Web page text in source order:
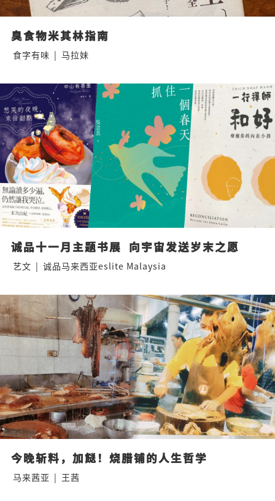
臭食物米其林指南
食字有味 | 马拉妹
诚品十一月主题书展  向宇宙发送岁末之愿
艺文 | 诚品马来西亚eslite Malaysia
今晚斩料，加餸！烧腊铺的人生哲学
马来茜亚 | 王茜